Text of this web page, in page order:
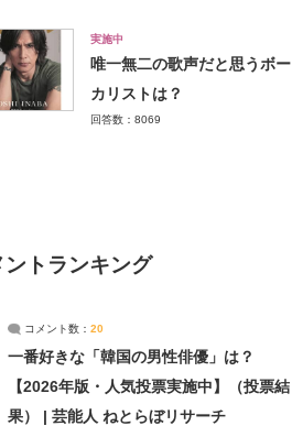
実施中
唯一無二の歌声だと思うボー
カリストは？
回答数：8069
ントランキング
コメント数： 20
一番好きな「韓国の男性俳優」は？
【2026年版・人気投票実施中】（投票結
果） | 芸能人 ねとらぼリサーチ